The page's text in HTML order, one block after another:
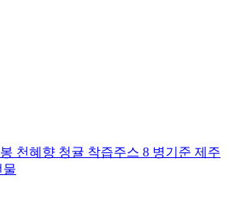
천혜향 청귤 착즙주스 8 병기준 제주
물